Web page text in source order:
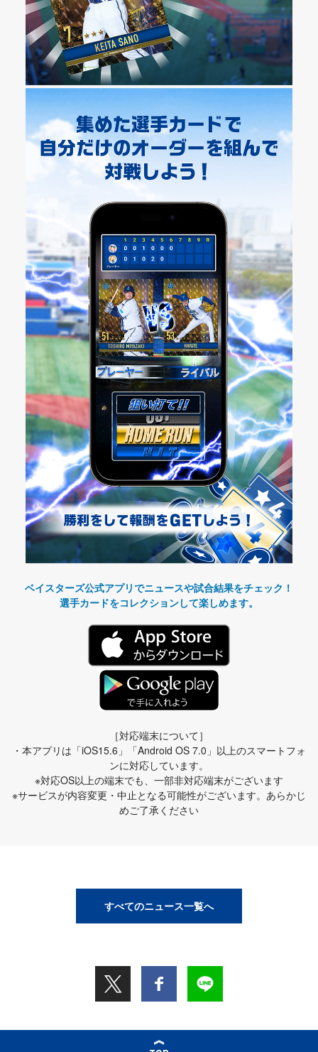
ベイスターズ公式アプリでニュースや試合結果をチェック！
選手カードをコレクションして楽しめます。
［対応端末について］
・本アプリは「iOS15.6」「Android OS 7.0」以上のスマートフォ
ンに対応しています。
※対応OS以上の端末でも、一部非対応端末がございます
※サービスが内容変更・中止となる可能性がございます。あらかじ
めご了承ください
すべてのニュース一覧へ